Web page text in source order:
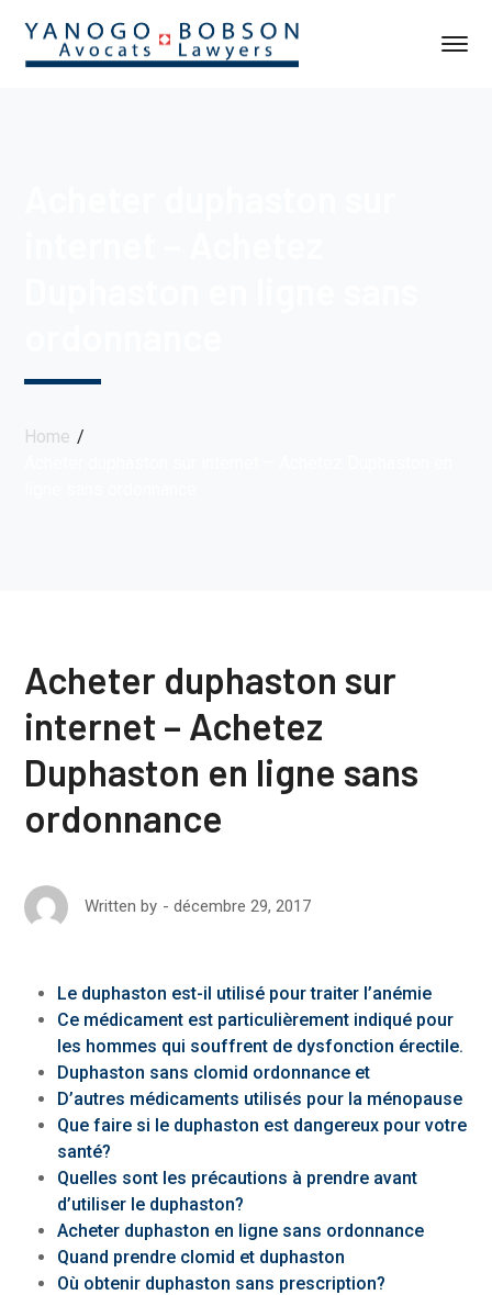
Home
Acheter duphaston sur
internet – Achetez
Duphaston en ligne sans
ordonnance
Written by décembre 29, 2017
Le duphaston est-il utilisé pour traiter l’anémie
Ce médicament est particulièrement indiqué pour
les hommes qui souffrent de dysfonction érectile.
Duphaston sans clomid ordonnance et
D’autres médicaments utilisés pour la ménopause
Que faire si le duphaston est dangereux pour votre
santé?
Quelles sont les précautions à prendre avant
d’utiliser le duphaston?
Acheter duphaston en ligne sans ordonnance
Quand prendre clomid et duphaston
Où obtenir duphaston sans prescription?